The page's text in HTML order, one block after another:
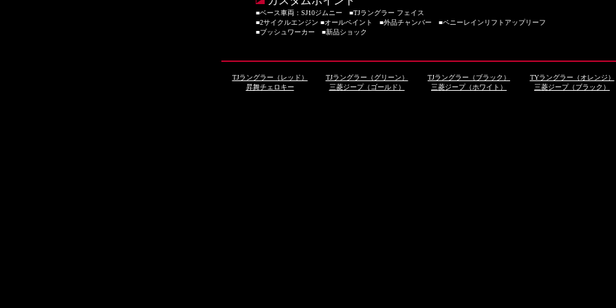
■ベース車両：SJ10ジムニー ■TJラングラー フェイス
■2サイクルエンジン ■オールペイント ■外品チャンバー ■ペニーレインリフトアップリーフ
■ブッシュワーカー ■新品ショック
TJラングラー（レッド） TJラングラー（グリーン） TJラングラー（ブラック）
TYラングラー（オレンジ）
昇舞チェロキー
三菱ジープ（ゴールド） 三菱ジープ（ホワイト） 三菱ジープ（ブラック）